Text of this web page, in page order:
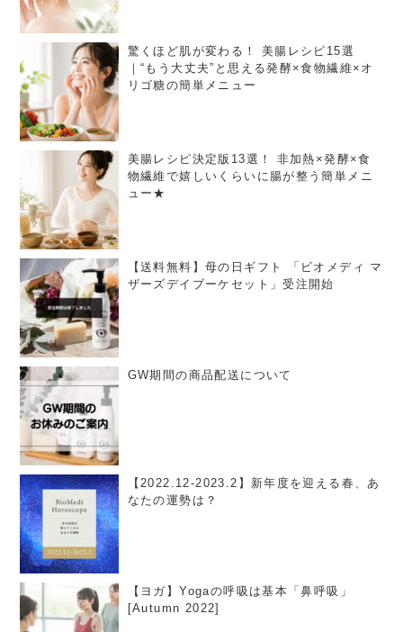
驚くほど肌が変わる！ 美腸レシピ15選
｜“もう大丈夫”と思える発酵×食物繊維×オ
リゴ糖の簡単メニュー
美腸レシピ決定版13選！ 非加熱×発酵×食
物繊維で嬉しいくらいに腸が整う簡単メニ
ュー★
【送料無料】母の日ギフト 「ビオメディ マ
ザーズデイブーケセット」受注開始
GW期間の商品配送について
【2022.12-2023.2】新年度を迎える春、あ
なたの運勢は？
【ヨガ】Yogaの呼吸は基本「鼻呼吸」
[Autumn 2022]